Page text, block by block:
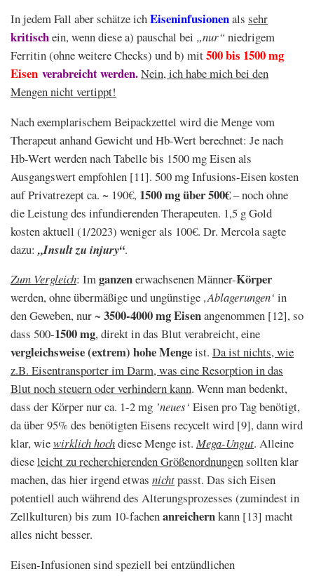
In jedem Fall aber schätze ichEiseninfusionenals sehr
kritischein, wenn diese a) pauschal bei „nur“niedrigem
Ferritin (ohne weitere Checks) und b) mit500 bis 1500 mg
Eisen verabreicht werden.Nein, ich habe mich bei den
Mengen nicht vertippt!
Nach exemplarischem Beipackzettel wird die Menge vom
Therapeut anhand Gewicht und Hb-Wert berechnet: Je nach
Hb-Wert werden nach Tabelle bis 1500 mg Eisen als
Ausgangswert empfohlen [11]. 500 mg Infusions-Eisen kosten
auf Privatrezept ca. ~ 190€, 1500 mg über 500€– noch ohne
die Leistung des infundierenden Therapeuten. 1,5 g Gold
kosten aktuell (1/2023) weniger als 100€. Dr. Mercola sagte
dazu: „Insult zu injury“.
Zum Vergleich: Imganzenerwachsenen Männer-Körper
werden, ohne übermäßige und ungünstige ‚Ablagerungen‘ in
den Geweben, nur ~ 3500-4000 mg Eisenangenommen [12], so
dass 500-1500 mg, direkt in das Blut verabreicht, eine
vergleichsweise (extrem) hohe Mengeist. Da ist nichts, wie
z.B. Eisentransporter im Darm, was eine Resorption in das
Blut noch steuern oder verhindern kann. Wenn man bedenkt,
dass der Körper nur ca. 1-2 mg ’neues‘ Eisen pro Tag benötigt,
da über 95% des benötigten Eisens recycelt wird [9], dann wird
klar, wiewirklich hochdiese Menge ist. Mega-Ungut. Alleine
dieseleicht zu recherchierenden Größenordnungensollten klar
machen, das hier irgend etwas nichtpasst. Das sich Eisen
potentiell auch während des Alterungsprozesses (zumindest in
Zellkulturen) bis zum 10-fachenanreichernkann [13] macht
alles nicht besser.
Eisen-Infusionen sind speziell bei entzündlichen